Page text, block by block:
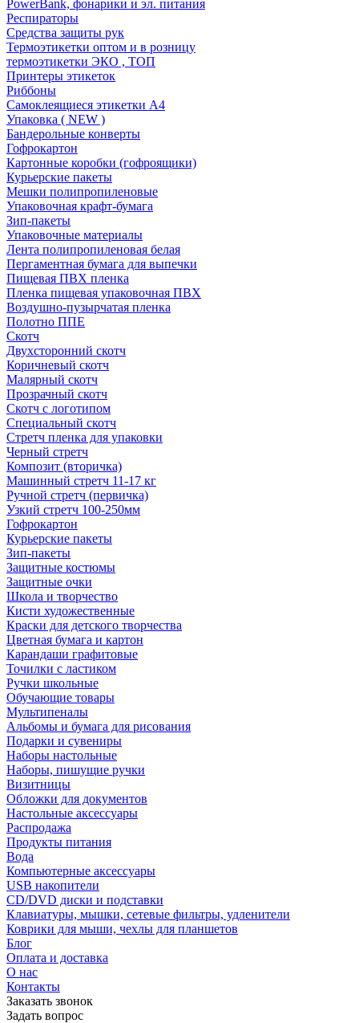
PowerBank, фонарики и эл. питания
Респираторы
Средства защиты рук
Термоэтикетки оптом и в розницу
термоэтикетки ЭКО , ТОП
Принтеры этикеток
Риббоны
Самоклеящиеся этикетки А4
Упаковка ( NEW )
Бандерольные конверты
Гофрокартон
Картонные коробки (гофроящики)
Курьерские пакеты
Мешки полипропиленовые
Упаковочная крафт-бумага
Зип-пакеты
Упаковочные материалы
Лента полипропиленовая белая
Пергаментная бумага для выпечки
Пищевая ПВХ пленка
Пленка пищевая упаковочная ПВХ
Воздушно-пузырчатая пленка
Полотно ППЕ
Скотч
Двухсторонний скотч
Коричневый скотч
Малярный скотч
Прозрачный скотч
Скотч с логотипом
Специальный скотч
Стретч пленка для упаковки
Черный стретч
Композит (вторичка)
Машинный стретч 11-17 кг
Ручной стретч (первичка)
Узкий стретч 100-250мм
Гофрокартон
Курьерские пакеты
Зип-пакеты
Защитные костюмы
Защитные очки
Школа и творчество
Кисти художественные
Краски для детского творчества
Цветная бумага и картон
Карандаши графитовые
Точилки с ластиком
Ручки школьные
Обучающие товары
Мультипеналы
Альбомы и бумага для рисования
Подарки и сувениры
Наборы настольные
Наборы, пишущие ручки
Визитницы
Обложки для документов
Настольные аксессуары
Распродажа
Продукты питания
Вода
Компьютерные аксессуары
USB накопители
CD/DVD диски и подставки
Клавиатуры, мышки, сетевые фильтры, удленители
Коврики для мыши, чехлы для планшетов
Блог
Оплата и доставка
О нас
Контакты
Заказать звонок
Задать вопрос